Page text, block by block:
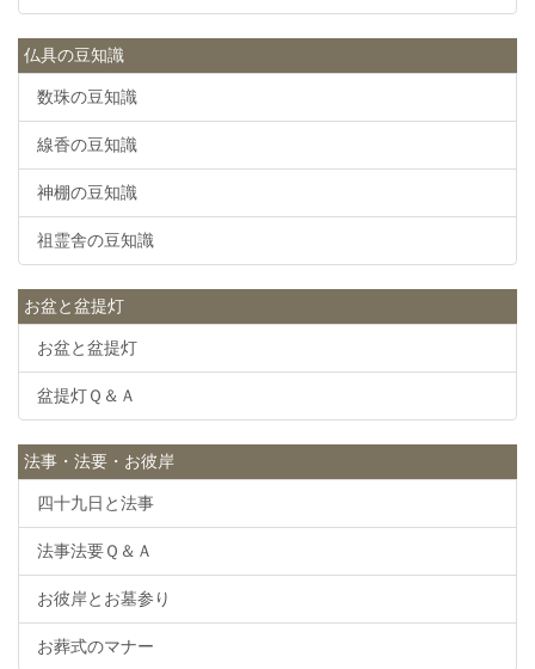
仏具の豆知識
数珠の豆知識
線香の豆知識
神棚の豆知識
祖霊舎の豆知識
お盆と盆提灯
お盆と盆提灯
盆提灯Ｑ＆Ａ
法事・法要・お彼岸
四十九日と法事
法事法要Ｑ＆Ａ
お彼岸とお墓参り
お葬式のマナー